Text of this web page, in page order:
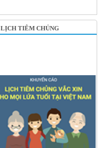
LỊCH TIÊM CHỦNG